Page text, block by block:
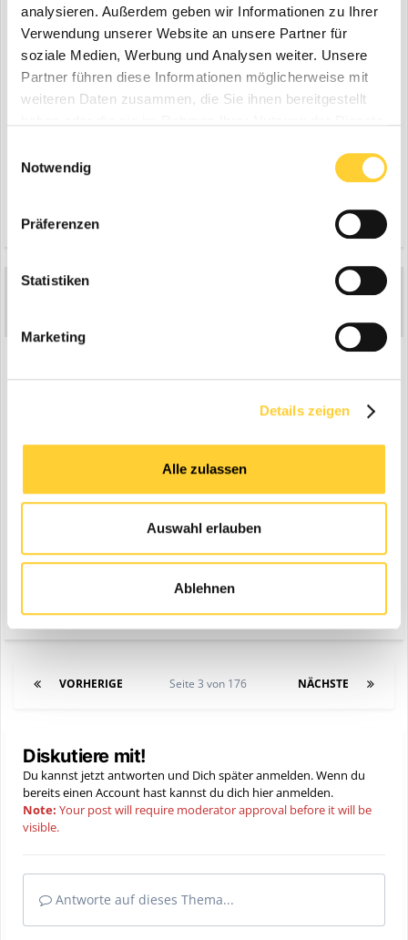
analysieren. Außerdem geben wir Informationen zu Ihrer
Verwendung unserer Website an unsere Partner für
soziale Medien, Werbung und Analysen weiter. Unsere
Partner führen diese Informationen möglicherweise mit
weiteren Daten zusammen, die Sie ihnen bereitgestellt
Notwendig
Präferenzen
Statistiken
Marketing
Details zeigen
Alle zulassen
Auswahl erlauben
Ablehnen
Zitieren
Bagger-Kris
Zitieren
VORHERIGE NÄCHSTE
Seite 3 von 176
Diskutiere mit!
Du kannst jetzt antworten und Dich später anmelden. Wenn du
bereits einen Account hast kannst du dich hieranmelden.
Note: Your post will require moderator approval before it will be
visible.
Antworte auf dieses Thema...